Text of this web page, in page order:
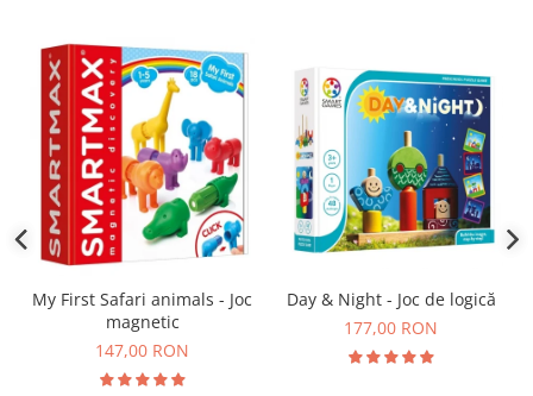
My First Safari animals - Joc
magnetic
147,00 RON
Day & Night - Joc de logică
177,00 RON